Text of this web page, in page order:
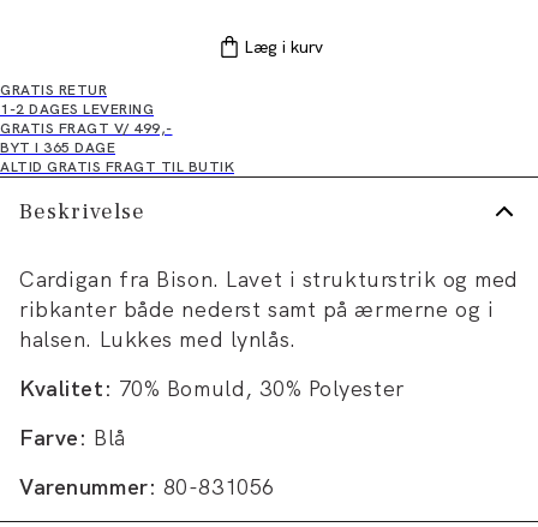
Læg i kurv
GRATIS RETUR
1-2 DAGES LEVERING
GRATIS FRAGT V/ 499,-
BYT I 365 DAGE
ALTID GRATIS FRAGT TIL BUTIK
Beskrivelse
Cardigan fra Bison. Lavet i strukturstrik og med
ribkanter både nederst samt på ærmerne og i
halsen. Lukkes med lynlås.
Kvalitet: 70% Bomuld, 30% Polyester
Farve: Blå
Varenummer: 80-831056